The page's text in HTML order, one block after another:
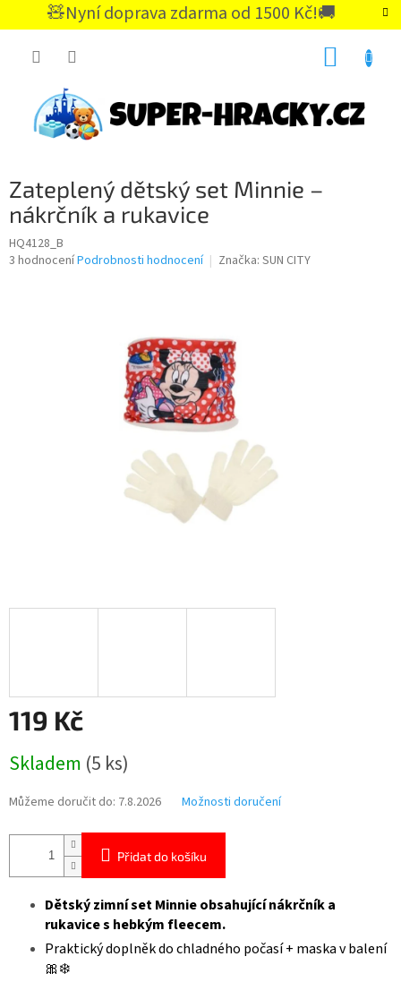
🧸Nyní doprava zdarma od 1500 Kč!🚚
CZK
Zateplený dětský set Minnie –
nákrčník a rukavice
HQ4128_B
Průměrné
3 hodnoceníPodrobnosti hodnocení Značka: SUN CITY
119 Kč
cena:
Skladem (5 ks)
Můžeme doručit do: 7.8.2026 Možnosti doručení
Přidat do košíku
Dětský zimní set Minnie obsahující nákrčník a
rukavice s hebkým fleecem.
Praktický doplněk do chladného počasí + maska v balení
🎀❄️